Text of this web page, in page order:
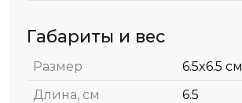
Габариты и вес
Размер
6.5x6.5 см
Длина, см
6.5